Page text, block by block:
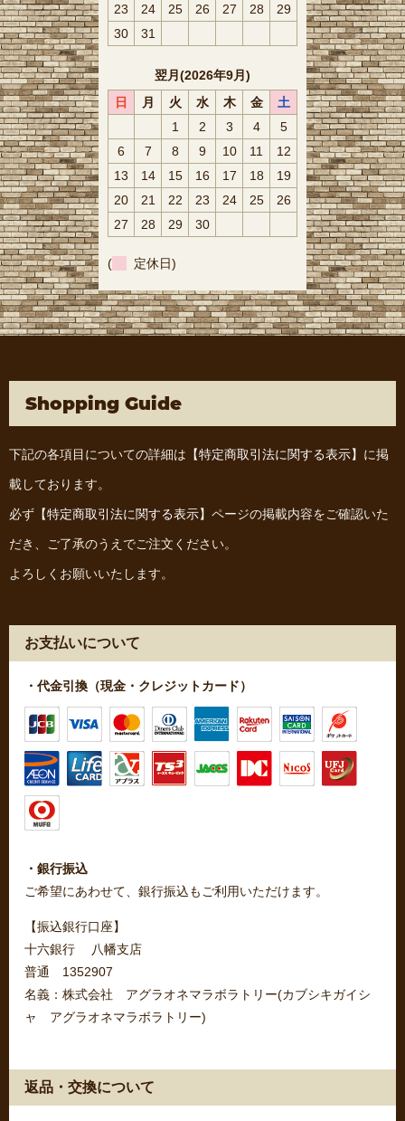
23 24 25 26 27 28
29
30
31
翌月(2026年9月)
日
月 火 水 木 金
土
1
2 3 4
5
6
7 8 9 10 11
12
13
14 15 16 17 18
19
20
21 22 23 24 25
26
27
28 29 30
( 定休日)
Shopping Guide
下記の各項目についての詳細は 【特定商取引法に関する表示】 に掲
載しております。
必ず 【特定商取引法に関する表示】 ページの掲載内容をご確認いた
だき、ご了承のうえでご注文ください。
よろしくお願いいたします。
お支払いについて
・代金引換（現金・クレジットカード）
・銀行振込
ご希望にあわせて、銀行振込もご利用いただけます。
【振込銀行口座】
十六銀行 八幡支店
普通 1352907
名義：株式会社 アグラオネマラボラトリー(カブシキガイシ
ャ アグラオネマラボラトリー)
返品・交換について